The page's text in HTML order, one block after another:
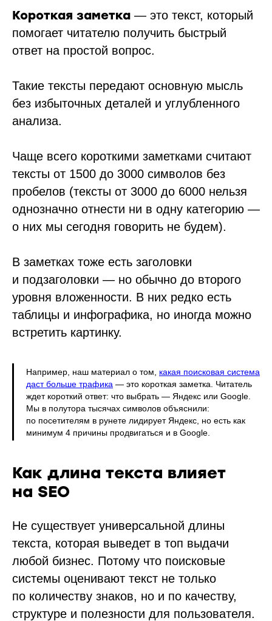
Короткая заметка — это текст, который
помогает читателю получить быстрый
ответ на простой вопрос.
Такие тексты передают основную мысль
без избыточных деталей и углубленного
анализа.
Чаще всего короткими заметками считают
тексты от 1500 до 3000 символов без
пробелов (тексты от 3000 до 6000 нельзя
однозначно отнести ни в одну категорию —
о них мы сегодня говорить не будем).
В заметках тоже есть заголовки
и подзаголовки — но обычно до второго
уровня вложенности. В них редко есть
таблицы и инфографика, но иногда можно
встретить картинку.
Например, наш материал о том, какая поисковая система
даст больше трафика — это короткая заметка. Читатель
ждет короткий ответ: что выбрать — Яндекс или Google.
Мы в полутора тысячах символов объяснили:
по посетителям в рунете лидирует Яндекс, но есть как
минимум 4 причины продвигаться и в Google.
Как длина текста влияет
на SEO
Не существует универсальной длины
текста, которая выведет в топ выдачи
любой бизнес. Потому что поисковые
системы оценивают текст не только
по количеству знаков, но и по качеству,
структуре и полезности для пользователя.